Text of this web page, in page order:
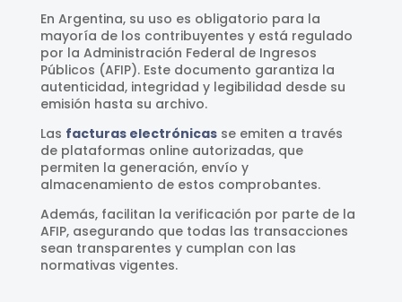
En Argentina, su uso es obligatorio para la
mayoría de los contribuyentes y está regulado
por la Administración Federal de Ingresos
Públicos (AFIP). Este documento garantiza la
autenticidad, integridad y legibilidad desde su
emisión hasta su archivo.
Las facturas electrónicasse emiten a través
de plataformas online autorizadas, que
permiten la generación, envío y
almacenamiento de estos comprobantes.
Además, facilitan la verificación por parte de la
AFIP, asegurando que todas las transacciones
sean transparentes y cumplan con las
normativas vigentes.